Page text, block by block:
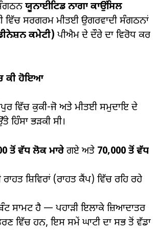
ਯੂਨਾਈਟਿਡ ਨਾਗਾ ਕਾਉਂਸਿਲ
ਵਿੱਚ ਸਰਗਰਮ ਮੀਤਈ ਉਗਰਵਾਦੀ ਸੰਗਠਨਾਂ
ਕਮੇਟੀ) ਪੀਐਮ ਦੇ ਦੌਰੇ ਦਾ ਵਿਰੋਧ ਕਰ
ਕੀ ਹੋਇਆ
ਵਿੱਚ ਕੁਕੀ-ਜੋ ਅਤੇ ਮੀਤਈ ਸਮੁਦਾਇ ਦੇ
ਹਿੰਸਾ ਭੜਕੀ ਸੀ।
ਤੋਂ ਵੱਧ ਲੋਕ ਮਾਰੇ ਗਏ ਅਤੇ 70,000 ਤੋਂ ਵੱਧ
ਸ਼ਿਵਿਰਾਂ (ਰਾਹਤ ਕੈਂਪ) ਵਿੱਚ ਰਹਿ ਰਹੇ
ਸਾਮਟ ਹੈ — ਪਹਾੜੀ ਇਲਾਕੇ ਜ਼ਿਆਦਾਤਰ
ਵਿੱਚ ਹਨ, ਇਸ ਸਮੇਂ ਘਾਟੀ ਦਾ ਸਭ ਤੋਂ ਵੱਡਾ